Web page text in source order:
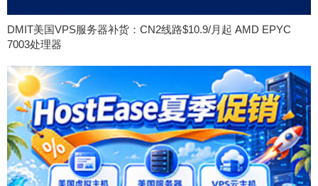
DMIT美国VPS服务器补货：CN2线路$10.9/月起 AMD EPYC
7003处理器